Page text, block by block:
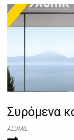
Συρόμενα
ALUMIL